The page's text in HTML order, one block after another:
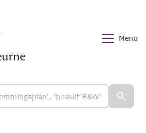
pagina
Menu